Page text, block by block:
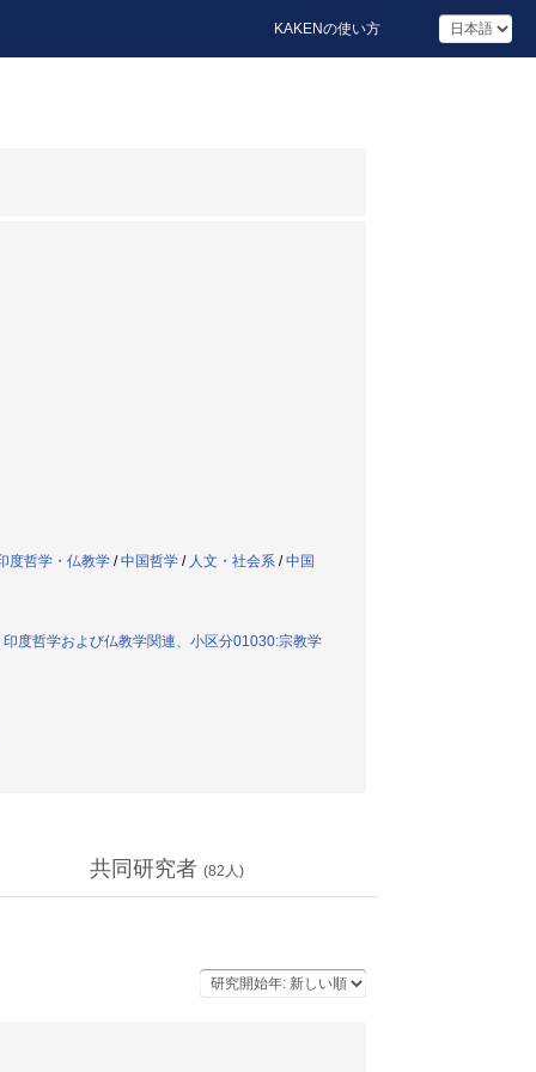
KAKENの使い方
度哲学・仏教学 /中国哲学 / 人文・社会系 /中国
度哲学および仏教学関連、小区分01030:宗教学
共同研究者 (82 人)